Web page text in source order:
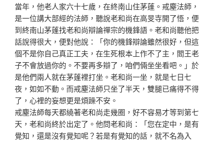
當年，他老人家六十七歲，在終南山住茅蓬。戒塵法師，
是一位講大部經的法師，聽說老和尚在高旻寺開了悟，便
到終南山茅蓬找老和尚辯論禪宗的機鋒語。老和尚聽他把
話說得很大，便對他說：「你的機鋒辯論雖然很好，但這
個不是你自己真正工夫，在生死根本上作不了主，閻王老
子不會放過你的。不要再多辯了，咱們倆坐坐看吧。」於
是他們兩人就在茅蓬裡打坐。老和尚一坐，就是七日七
夜，如如不動。而戒塵法師只坐了半天，雙腿已痛得不得
了，心裡的妄想更是煩躁不安。
戒塵法師每天都繞著老和尚走幾圈，好不容易才等到第七
天 ，老和尚終於出定了。他問老和尚：「您在定中，是有
覺知 ，還是沒有覺知呢？若是有覺知的話，就不名為入